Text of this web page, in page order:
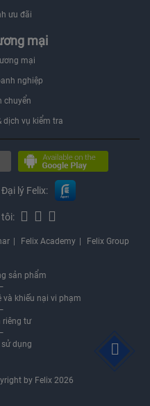
ưu đãi
mại
mại
nghiệp
chuyển
dịch vụ kiểm tra
lý Felix:
Felix Academy Felix Group
sản phẩm
và khiếu nại vi phạm
riêng tư
dụng
by Felix 2026